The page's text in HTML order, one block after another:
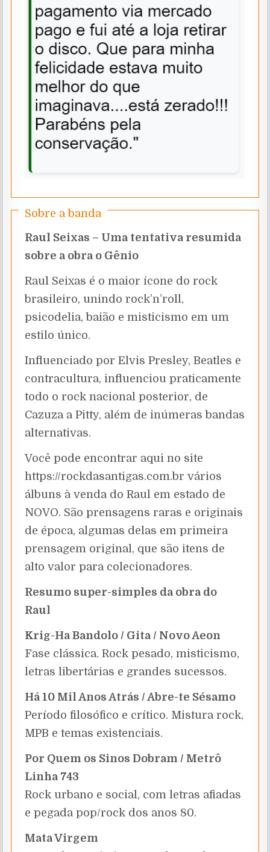
Sobre a banda
Raul Seixas – Uma tentativa resumida
sobre a obra o Gênio
Raul Seixas é o maior ícone do rock
brasileiro, unindo rock’n’roll,
psicodelia, baião e misticismo em um
estilo único.
Influenciado por Elvis Presley, Beatles e
contracultura, influenciou praticamente
todo o rock nacional posterior, de
Cazuza a Pitty, além de inúmeras bandas
alternativas.
Você pode encontrar aqui no site
https://rockdasantigas.com.br vários
álbuns à venda do Raul em estado de
NOVO. São prensagens raras e originais
de época, algumas delas em primeira
prensagem original, que são itens de
alto valor para colecionadores.
Resumo super-simples da obra do
Raul
Krig-Ha Bandolo / Gita / Novo Aeon
Fase clássica. Rock pesado, misticismo,
letras libertárias e grandes sucessos.
Há 10 Mil Anos Atrás / Abre-te Sésamo
Período filosófico e crítico. Mistura rock,
MPB e temas existenciais.
Por Quem os Sinos Dobram / Metrô
Linha 743
Rock urbano e social, com letras afiadas
e pegada pop/rock dos anos 80.
Mata Virgem